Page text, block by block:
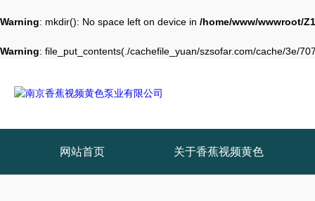
Warning: mkdir(): No space left on device in /home/www/wwwroot/
Warning: file_put_contents(./cachefile_yuan/szsofar.com/cache/3e/
网站首页 关于香蕉视频黄色